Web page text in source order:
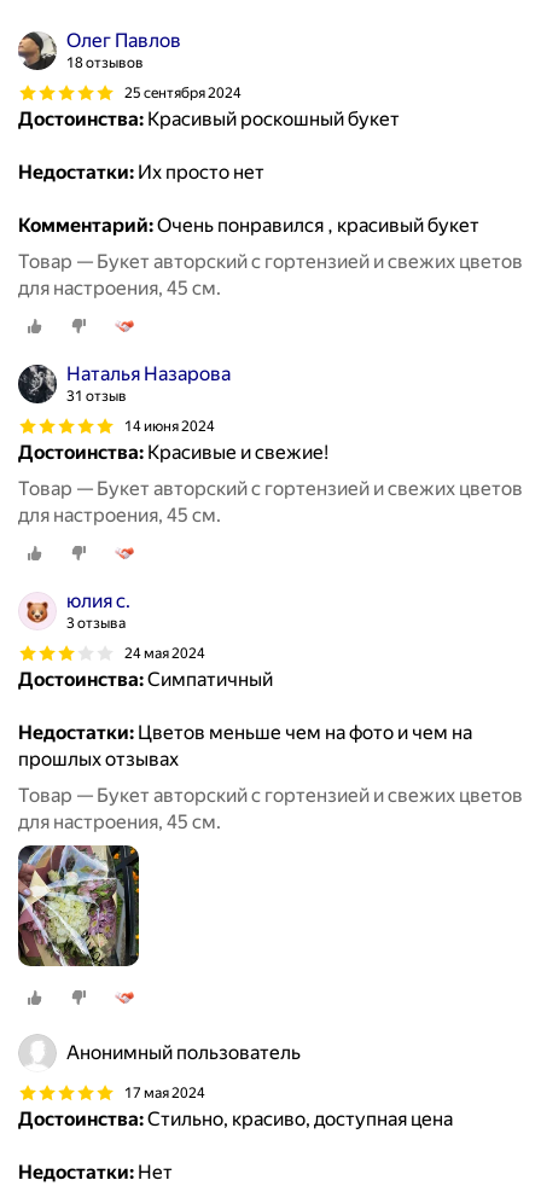
Олег Павлов
18 отзывов
25 сентября 2024
Достоинства: Красивый роскошный букет
Недостатки: Их просто нет
Комментарий:Очень понравился , красивый букет
Товар — Букет авторский с гортензией и свежих цветов
для настроения, 45 см.
Наталья Назарова
31 отзыв
14 июня 2024
Достоинства: Красивые и свежие!
Товар — Букет авторский с гортензией и свежих цветов
для настроения, 45 см.
юлия с.
3 отзыва
24 мая 2024
Достоинства:Симпатичный
Недостатки: Цветов меньше чем на фото и чем на
прошлых отзывах
Товар — Букет авторский с гортензией и свежих цветов
для настроения, 45 см.
Анонимный пользователь
17 мая 2024
Достоинства:Стильно, красиво, доступная цена
Недостатки: Нет